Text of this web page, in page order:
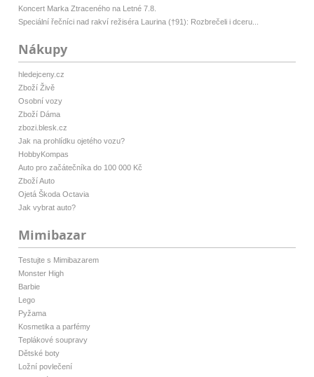
Koncert Marka Ztraceného na Letné 7.8.
Speciální řečníci nad rakví režiséra Laurina (†91): Rozbrečeli i dceru...
Nákupy
hledejceny.cz
Zboží Živě
Osobní vozy
Zboží Dáma
zbozi.blesk.cz
Jak na prohlídku ojetého vozu?
HobbyKompas
Auto pro začátečníka do 100 000 Kč
Zboží Auto
Ojetá Škoda Octavia
Jak vybrat auto?
Mimibazar
Testujte s Mimibazarem
Monster High
Barbie
Lego
Pyžama
Kosmetika a parfémy
Teplákové soupravy
Dětské boty
Ložní povlečení